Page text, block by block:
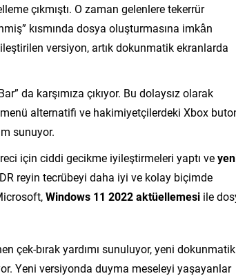
çıkmıştı. O zaman gelenlere tekerrür
kısmında dosya oluşturmasına imkân
versiyon, artık dokunmatik ekranlarda
da karşımıza çıkıyor. Bu dolaysız olarak
alternatifi ve hakimiyetçilerdeki Xbox
sunuyor.
için ciddi gecikme iyileştirmeleri yaptı ve
reyin tecrübeyi daha iyi ve kolay biçimde
Windows 11 2022 aktüellemesi ile
çek-bırak yardımı sunuluyor, yeni dokunmatik
Yeni versiyonda duyma meseleyi yaşayanlar